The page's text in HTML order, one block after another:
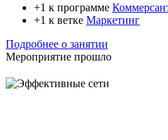
+1 к программе
+1 к ветке Маркетинг
Подробнее о занятии
Мероприятие прошло